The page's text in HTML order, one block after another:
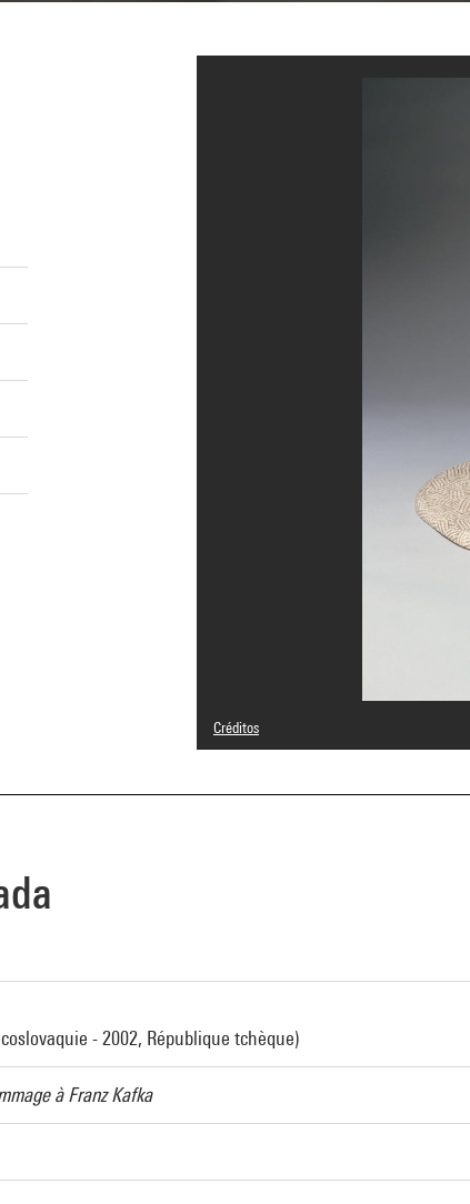
Créditos
© Jiri Kolar
Referencia de la imagen : 4R06410 [1985 CX
- 2002, République tchèque)
à Franz Kafka